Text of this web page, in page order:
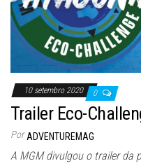
10 setembro 2020 0
Trailer Eco-
Por ADVENTUREMAG
A MGM divulgou o trailer da